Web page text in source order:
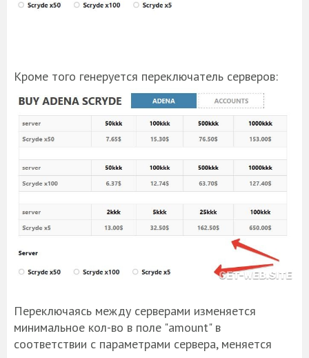
Кроме того генеруется переключатель серверов:
Переключаясь между серверами изменяется
минимальное кол-во в поле "amount" в
соответствии с параметрами сервера, меняется